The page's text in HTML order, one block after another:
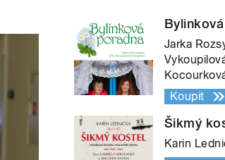
Jarka
Koupit
Šikmý
Karin